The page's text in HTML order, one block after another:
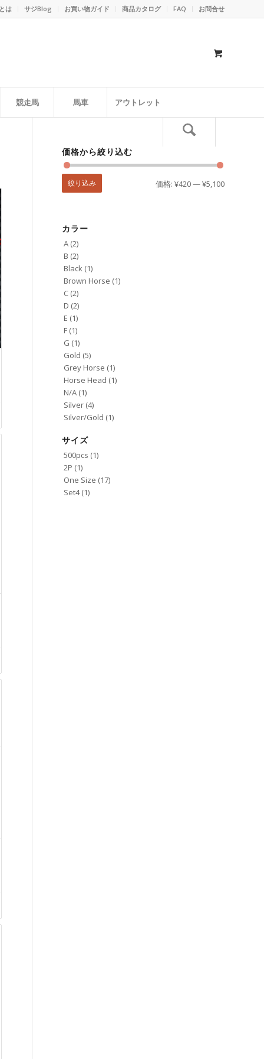
は サジBlog お買い物ガイド 商品カタログ FAQ お問合せ
競走馬 馬車 アウトレット
価格から絞り込む
絞り込み 価格: ¥420—¥5,100
カラー
A (2)
B (2)
Black (1)
Brown Horse (1)
C (2)
D (2)
E (1)
F (1)
G (1)
Gold (5)
Grey Horse (1)
Horse Head (1)
N/A (1)
Silver (4)
Silver/Gold (1)
サイズ
500pcs (1)
2P (1)
One Size (17)
Set4 (1)